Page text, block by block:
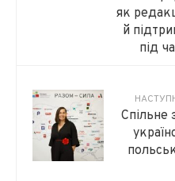
як
й
під
Спільне